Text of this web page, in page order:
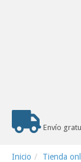
Envío
Inicio Tienda